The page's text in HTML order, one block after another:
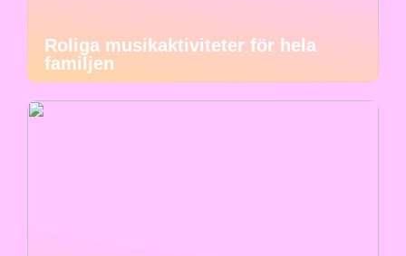
Roliga musikaktiviteter för hela
familjen